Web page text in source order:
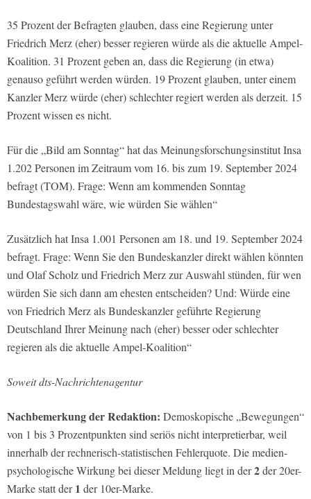
35 Prozent der Befragten glauben, dass eine Regierung unter
Friedrich Merz (eher) besser regieren würde als die aktuelle Ampel-
Koalition. 31 Prozent geben an, dass die Regierung (in etwa)
genauso geführt werden würden. 19 Prozent glauben, unter einem
Kanzler Merz würde (eher) schlechter regiert werden als derzeit. 15
Prozent wissen es nicht.
Für die „Bild am Sonntag“ hat das Meinungsforschungsinstitut Insa
1.202 Personen im Zeitraum vom 16. bis zum 19. September 2024
befragt (TOM). Frage: Wenn am kommenden Sonntag
Bundestagswahl wäre, wie würden Sie wählen“
Zusätzlich hat Insa 1.001 Personen am 18. und 19. September 2024
befragt. Frage: Wenn Sie den Bundeskanzler direkt wählen könnten
und Olaf Scholz und Friedrich Merz zur Auswahl stünden, für wen
würden Sie sich dann am ehesten entscheiden? Und: Würde eine
von Friedrich Merz als Bundeskanzler geführte Regierung
Deutschland Ihrer Meinung nach (eher) besser oder schlechter
regieren als die aktuelle Ampel-Koalition“
Soweit dts-Nachrichtenagentur
Nachbemerkung der Redaktion: Demoskopische „Bewegungen“
von 1 bis 3 Prozentpunkten sind seriös nicht interpretierbar, weil
innerhalb der rechnerisch-statistischen Fehlerquote. Die medien-
psychologische Wirkung bei dieser Meldung liegt in der2der 20er-
Marke statt der1 der 10er-Marke.